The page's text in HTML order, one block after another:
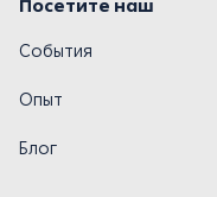
Посетите наш
События
Опыт
Блог